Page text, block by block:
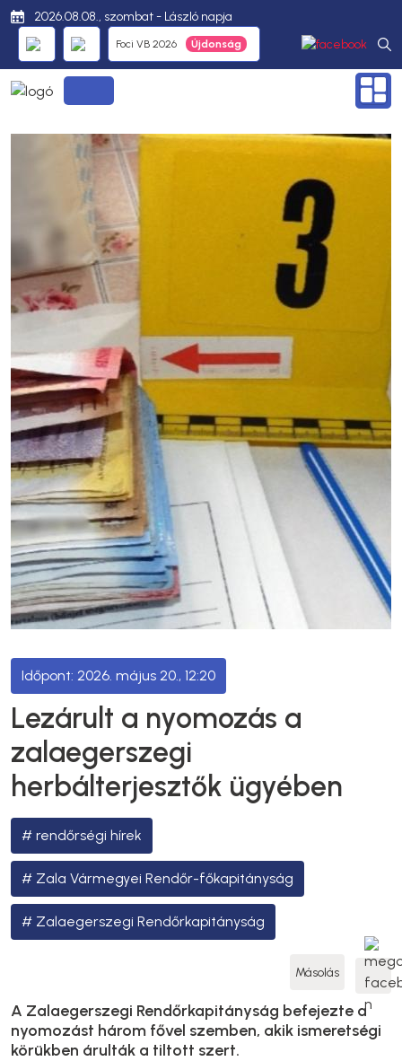
2026.08.08., szombat - László napja
Foci VB 2026
2026. május 20., 12:20
Lezárult a nyomozás a
zalaegerszegi
herbálterjesztők ügyében
rendőrségi hírek
Zala Vármegyei Rendőr-főkapitányság
Zalaegerszegi Rendőrkapitányság
Másolás
A Zalaegerszegi Rendőrkapitányság befejezte a
nyomozást három fővel szemben, akik ismeretségi
körükben árulták a tiltott szert.